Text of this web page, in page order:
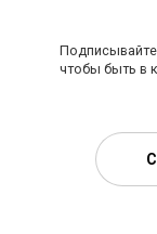
чтобы быть в